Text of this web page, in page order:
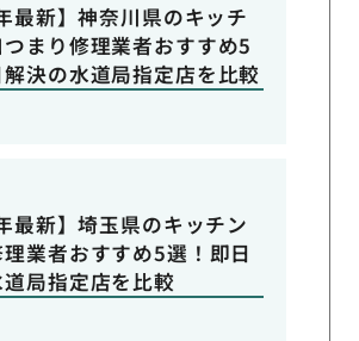
最新】神奈川県のキッチ
まり修理業者おすすめ5
決の水道局指定店を比較
最新】埼玉県のキッチン
業者おすすめ5選！即日
局指定店を比較